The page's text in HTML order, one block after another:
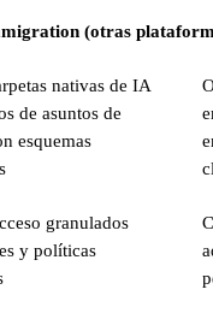
(otras
nativas de IA
de asuntos de
esquemas
granulados
y políticas